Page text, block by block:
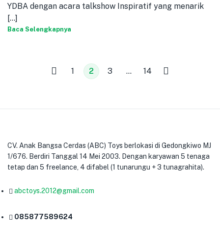
YDBA dengan acara talkshow Inspiratif yang menarik
[...]
Baca Selengkapnya
1 2 3 … 14
CV. Anak Bangsa Cerdas (ABC) Toys berlokasi di Gedongkiwo MJ
1/676. Berdiri Tanggal 14 Mei 2003. Dengan karyawan 5 tenaga
tetap dan 5 freelance, 4 difabel (1 tunarungu + 3 tunagrahita).
abctoys.2012@gmail.com
085877589624